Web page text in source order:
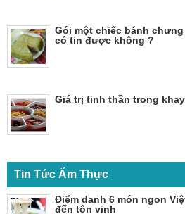
Gói một chiếc bánh
có tin được không ?
Giá trị tinh thần trong
Tin Tức Ẩm Thực
Điểm danh 6 món ngon
đến tôn vinh